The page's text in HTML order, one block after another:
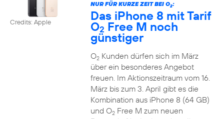
Credits: Apple
NUR FÜR KURZE ZEIT BEI O2:
Das iPhone 8 mit Tarif
O2 Free M noch
günstiger
O2Kunden dürfen sich im März
über ein besonderes Angebot
freuen. Im Aktionszeitraum vom 16.
März bis zum 3. April gibt es die
Kombination aus iPhone 8 (64 GB)
und O2Free M zum neuen